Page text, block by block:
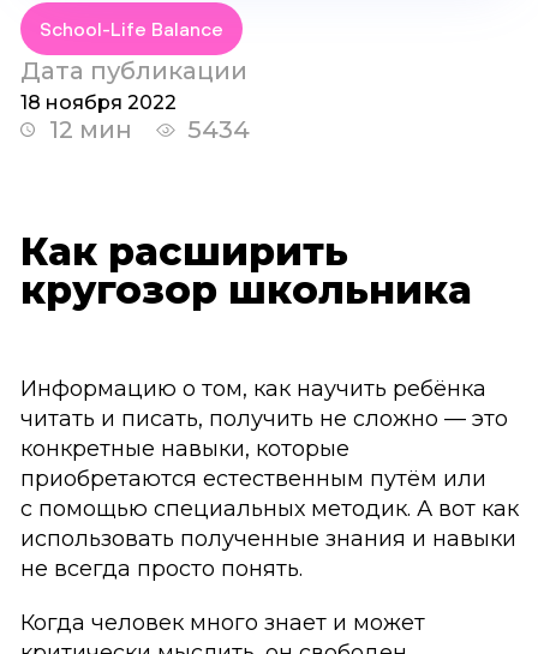
School-Life Balance
12 мин 5434
Дата публикации
18 ноября 2022
Как расширить
кругозор школьника
Информацию о том, как научить ребёнка
читать и писать, получить не сложно — это
конкретные навыки, которые
приобретаются естественным путём или
с помощью специальных методик. А вот как
использовать полученные знания и навыки
не всегда просто понять.
Когда человек много знает и может